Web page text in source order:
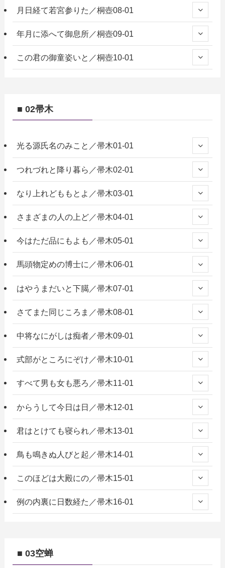
月日経て若宮参りた／桐壺08-01
年月に添へて御息所／桐壺09-01
この君の御童姿いと／桐壺10-01
■ 02帚木
光る源氏名のみこと／帚木01-01
つれづれと降り暮ら／帚木02-01
なり上れどももとよ／帚木03-01
さまざまの人の上ど／帚木04-01
今はただ品にもよも／帚木05-01
馬頭物定めの博士に／帚木06-01
はやうまだいと下臈／帚木07-01
さてまた同じころま／帚木08-01
中将なにがしは痴者／帚木09-01
式部がところにぞけ／帚木10-01
すべて男も女も悪ろ／帚木11-01
からうして今日は日／帚木12-01
君はとけても寝られ／帚木13-01
鳥も鳴きぬ人びと起／帚木14-01
このほどは大殿にの／帚木15-01
例の内裏に日数経た／帚木16-01
■ 03空蝉